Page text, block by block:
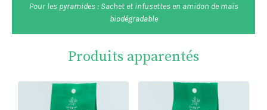
Pour les pyramides : Sachet et infusettes en amidon de maïs
biodégradable
Produits apparentés